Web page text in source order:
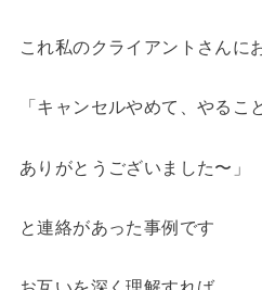
これ私のクライアントさんに
「キャンセルやめて、やるこ
ありがとうございました〜」
と連絡があった事例です